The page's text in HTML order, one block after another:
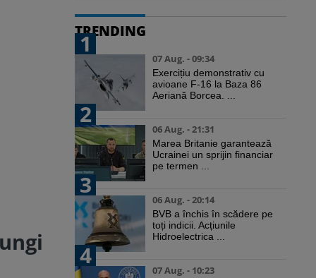
TRENDING
1
07 Aug. - 09:34
Exercițiu demonstrativ cu
avioane F-16 la Baza 86
Aeriană Borcea. ...
2
06 Aug. - 21:31
Marea Britanie garantează
Ucrainei un sprijin financiar
pe termen ...
3
06 Aug. - 20:14
BVB a închis în scădere pe
toți indicii. Acțiunile
Hidroelectrica ...
4
07 Aug. - 10:23